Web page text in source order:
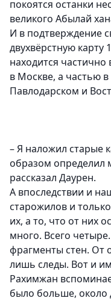
покоятся останки
великого Абылай
И в подтверждение
двухвёрстную карту
находится
в Москве, а частью
Павлодарском и
– Я наложил старые
образом определил
рассказал Даурен.
А впоследствии и
старожилов и
их, а то, что от них
много. Всего
фрагменты стен. От
лишь следы. Вот и
Рахимжан
было больше, около